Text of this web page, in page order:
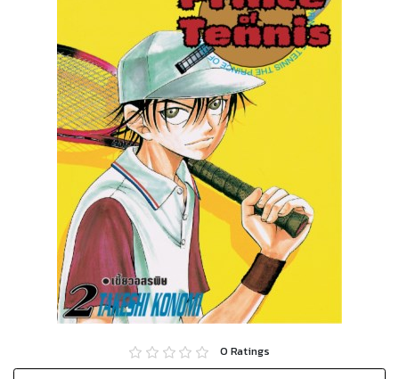
0 Ratings